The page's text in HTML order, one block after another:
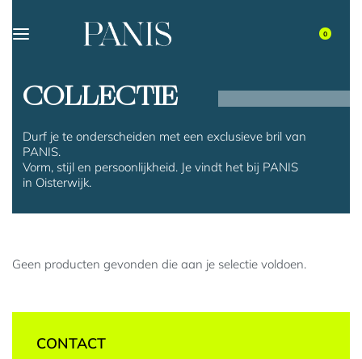
0
COLLECTIE
Durf je te onderscheiden met een exclusieve bril van
PANIS.
Vorm, stijl en persoonlijkheid. Je vindt het bij PANIS
in Oisterwijk.
Geen producten gevonden die aan je selectie voldoen.
CONTACT